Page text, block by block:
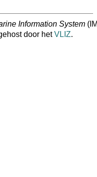
Information System
door hetVLIZ.